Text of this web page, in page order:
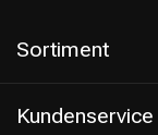
Sortiment
Kundenservice